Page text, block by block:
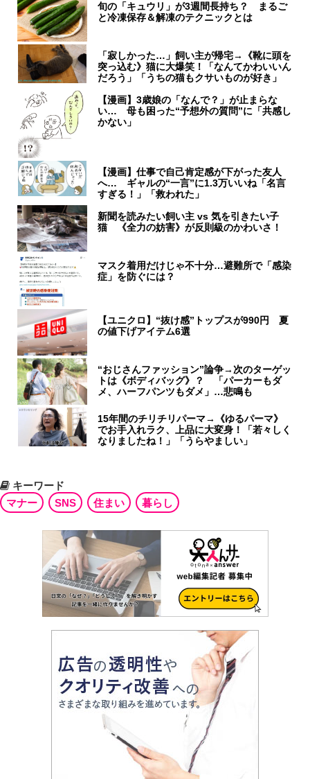
旬の「キュウリ」が3週間長持ち？ まるご
と冷凍保存＆解凍のテクニックとは
「寂しかった…」飼い主が帰宅→《靴に頭を
突っ込む》猫に大爆笑！「なんてかわいいん
だろう」「うちの猫もクサいものが好き」
【漫画】3歳娘の「なんで？」が止まらな
い… 母も困った“予想外の質問”に「共感し
かない」
【漫画】仕事で自己肯定感が下がった友人
へ… ギャルの“一言”に1.3万いいね「名言
すぎる！」「救われた」
新聞を読みたい飼い主 vs 気を引きたい子
猫 《全力の妨害》が反則級のかわいさ！
マスク着用だけじゃ不十分…避難所で「感染
症」を防ぐには？
【ユニクロ】“抜け感”トップスが990円 夏
の値下げアイテム6選
“おじさんファッション”論争→次のターゲッ
トは《ボディバッグ》？ 「パーカーもダ
メ、ハーフパンツもダメ」…悲鳴も
15年間のチリチリパーマ→《ゆるパーマ》
でお手入れラク、上品に大変身！「若々しく
なりましたね！」「うらやましい」
キーワード
マナー
SNS 住まい 暮らし